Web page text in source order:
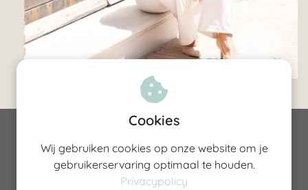
©Maris van der Meulen 2026
VAT ES-Y6164781J
Cookies
Wij gebruiken cookies op onze website om je
gebruikerservaring optimaal te houden.
Privacypolicy